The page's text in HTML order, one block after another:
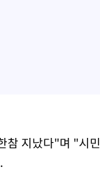
참 지났다"며 "시